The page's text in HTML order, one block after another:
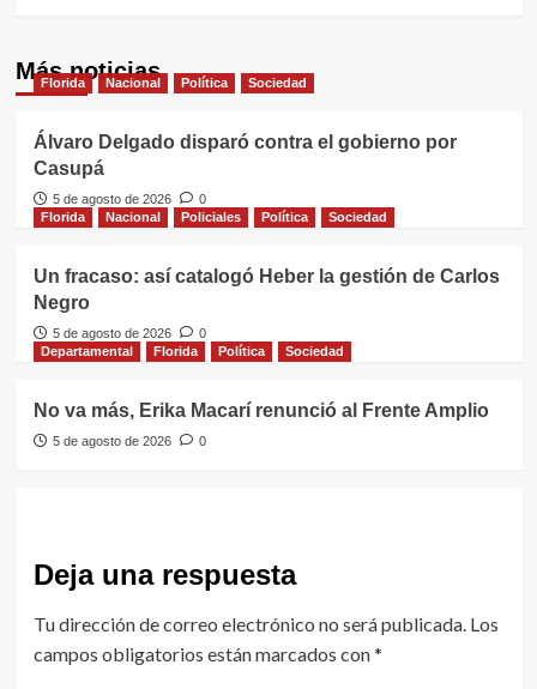
Más noticias
Florida Nacional Política Sociedad
Álvaro Delgado disparó contra el gobierno por
Casupá
5 de agosto de 2026
0
Florida
Nacional Policiales Política Sociedad
Un fracaso: así catalogó Heber la gestión de Carlos
Negro
5 de agosto de 2026
0
Departamental
Florida Política Sociedad
No va más, Erika Macarí renunció al Frente Amplio
5 de agosto de 2026 0
Deja una respuesta
Tu dirección de correo electrónico no será publicada. Los
campos obligatorios están marcados con*